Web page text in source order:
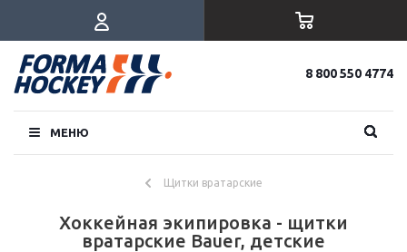
8 800 550 4774
МЕНЮ
Щитки вратарские
Хоккейная экипировка - щитки
вратарские Bauer, детские